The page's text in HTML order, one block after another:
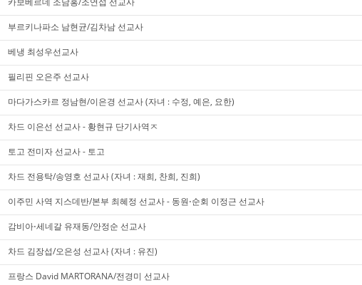
부르키나파소 남현균/김차남 선교사
베냉 최성우선교사
필리핀 오은주 선교사
마다가스카르 정남현/이은경 선교사 (자녀 : 수정, 예은, 요한)
차드 이은선 선교사 - 황현규 단기사역ㅈ
토고 전미자 선교사 - 토고
차드 전용탁/송영호 선교사 (자녀 : 재희, 찬희, 진희)
이주민 사역 지스데반/본부 최혜정 선교사 - 동원⋅순회 이정근 선교사
감비아⋅세네갈 유재동/안정순 선교사
차드 김장섭/오은성 선교사 (자녀 : 유진)
프랑스 David MARTORANA/전경미 선교사